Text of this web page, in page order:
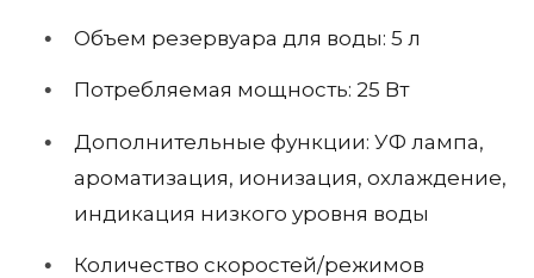
Объем резервуара для воды: 5 л
Потребляемая мощность: 25 Вт
Дополнительные функции: УФ лампа,
ароматизация, ионизация, охлаждение,
индикация низкого уровня воды
Количество скоростей/режимов